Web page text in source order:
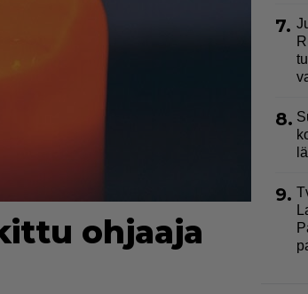
ohjaaja
7.
8.
9.